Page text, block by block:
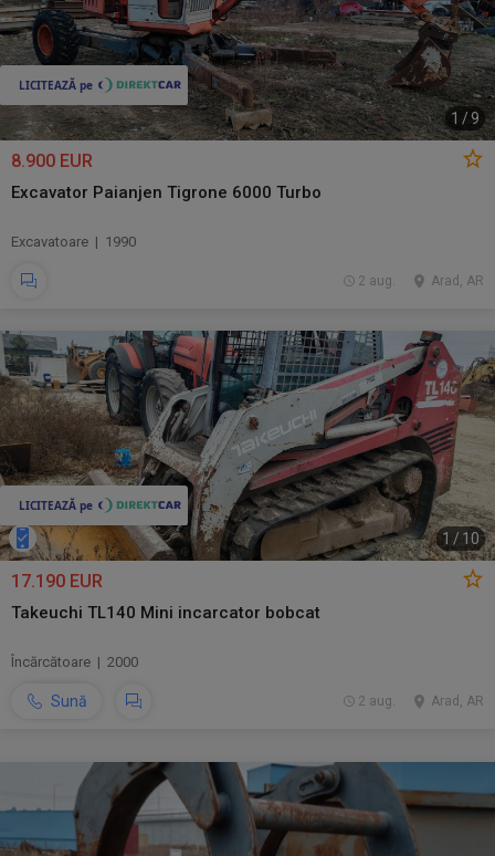
1 /9
8.900 EUR
Excavator Paianjen Tigrone 6000 Turbo
Excavatoare | 1990
Arad, AR
2 aug.
1 /10
17.190 EUR
Takeuchi TL140 Mini incarcator bobcat
Încărcătoare | 2000
Sună Arad, AR
2 aug.